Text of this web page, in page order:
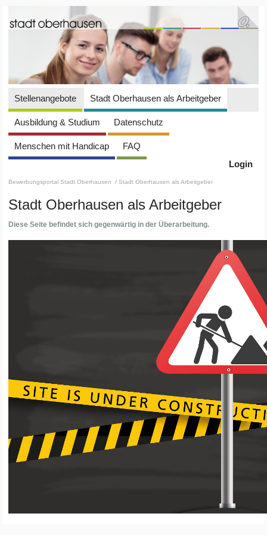
Stellenangebote Stadt Oberhausen als Arbeitgeber
Ausbildung & Studium Datenschutz
Menschen mit Handicap
FAQ
Login
Bewerbungsportal Stadt Oberhausen / Stadt Oberhausen als Arbeitgeber
Stadt Oberhausen als Arbeitgeber
Diese Seite befindet sich gegenwärtig in der Überarbeitung.